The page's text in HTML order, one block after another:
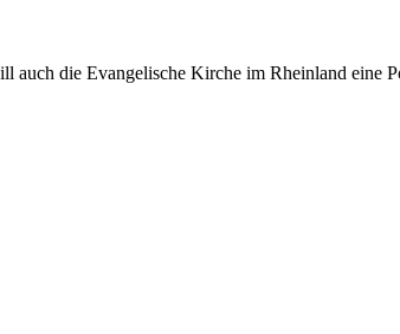
die Evangelische Kirche im Rheinland eine